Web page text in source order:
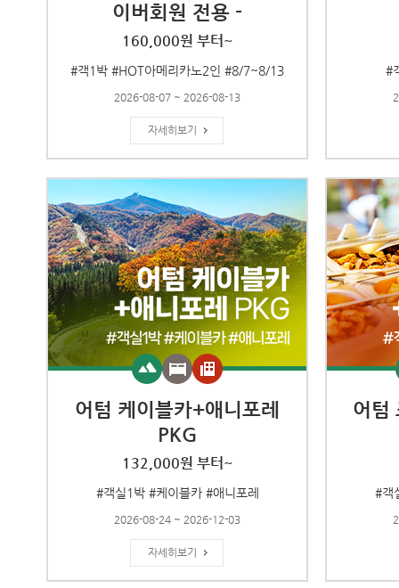
이버회원 전용 -
160,000원 부터~
#객1박 #HOT아메리카노2인 #8/7~8/13
2026-08-07 ~ 2026-08-13
자세히보기
#
어텀 케이블카+애니포레
PKG
132,000원 부터~
#객실1박 #케이블카 #애니포레
2026-08-24 ~ 2026-12-03
자세히보기
어텀
#객